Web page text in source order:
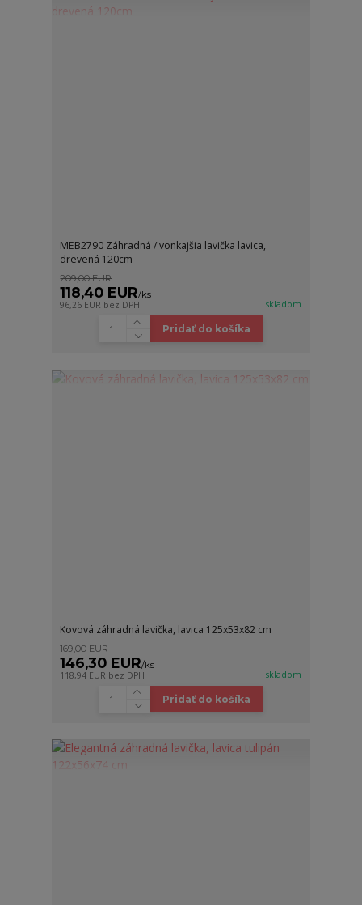
MEB2790 Záhradná / vonkajšia lavička lavica,
drevená 120cm
209,00 EUR
118,40 EUR/ks
96,26 EUR bez DPH skladom
Pridať do košíka
Kovová záhradná lavička, lavica 125x53x82 cm
169,00 EUR
146,30 EUR/ks
118,94 EUR bez DPH skladom
Pridať do košíka